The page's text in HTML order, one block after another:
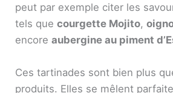
peut par exemple citer les
tels que courgette Mojito,
encore aubergine au piment
Ces tartinades sont bien plus
produits. Elles se mêlent